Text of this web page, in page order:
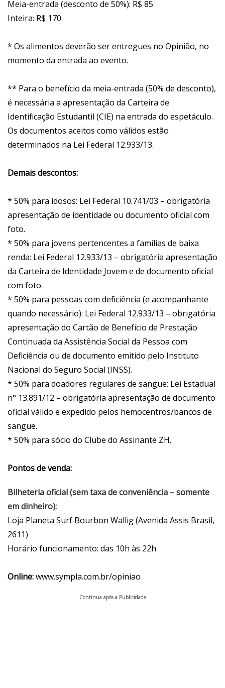
Meia-entrada (desconto de 50%): R$ 85
Inteira: R$ 170
* Os alimentos deverão ser entregues no Opinião, no
momento da entrada ao evento.
** Para o benefício da meia-entrada (50% de desconto),
é necessária a apresentação da Carteira de
Identificação Estudantil (CIE) na entrada do espetáculo.
Os documentos aceitos como válidos estão
determinados na Lei Federal 12.933/13.
Demais descontos:
* 50% para idosos: Lei Federal 10.741/03 – obrigatória
apresentação de identidade ou documento oficial com
foto.
* 50% para jovens pertencentes a famílias de baixa
renda: Lei Federal 12.933/13 – obrigatória apresentação
da Carteira de Identidade Jovem e de documento oficial
com foto.
* 50% para pessoas com deficiência (e acompanhante
quando necessário): Lei Federal 12.933/13 – obrigatória
apresentação do Cartão de Benefício de Prestação
Continuada da Assistência Social da Pessoa com
Deficiência ou de documento emitido pelo Instituto
Nacional do Seguro Social (INSS).
* 50% para doadores regulares de sangue: Lei Estadual
n° 13.891/12 – obrigatória apresentação de documento
oficial válido e expedido pelos hemocentros/bancos de
sangue.
* 50% para sócio do Clube do Assinante ZH.
Pontos de venda:
Bilheteria oficial (sem taxa de conveniência – somente
em dinheiro):
Loja Planeta Surf Bourbon Wallig (Avenida Assis Brasil,
2611)
Horário funcionamento: das 10h às 22h
Online:www.sympla.com.br/opiniao
Continua após a Publicidade